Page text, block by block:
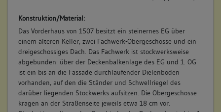
Konstruktion/Material:
Das Vorderhaus von 1507 besitzt ein steinernes EG über
einem älteren Keller, zwei Fachwerk-Obergeschosse und ein
dreigeschossiges Dach. Das Fachwerk ist stockwerksweise
abgebunden: über der Deckenbalkenlage des EG und 1. OG
ist ein bis an die Fassade durchlaufender Dielenboden
vorhanden, auf den die Ständer und Schwellriegel des
darüber liegenden Stockwerks aufsitzen. Die Obergeschosse
kragen an der Straßenseite jeweils etwa 18 cm vor.